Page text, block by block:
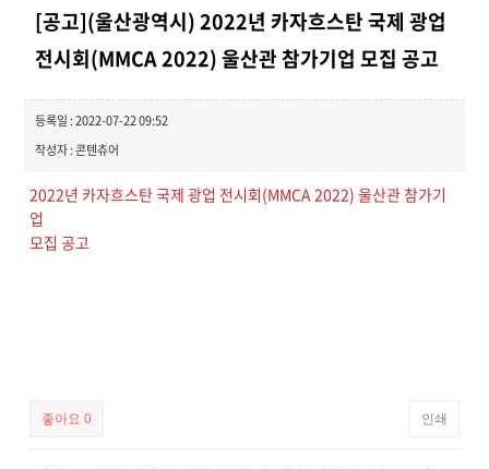
[공고](울산광역시) 2022년 카자흐스탄 국제 광업
전시회(MMCA 2022) 울산관 참가기업 모집 공고
등록일 : 2022-07-22 09:52
작성자 : 콘텐츄어
2022년 카자흐스탄 국제 광업 전시회(MMCA 2022) 울산관 참가기
업
모집 공고
좋아요0 인쇄